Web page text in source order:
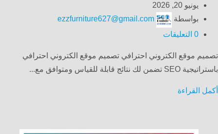
يونيو 20, 2026
بواسطة
ezzfurniture627@gmail.com
0 التعليقات
تصميم موقع الكتروني احترافي تصميم موقع الكتروني احترافي
باستراتيجية SEO تضمن لك نتائج قابلة للقياس ومتوافق مع...
أكمل القراءة